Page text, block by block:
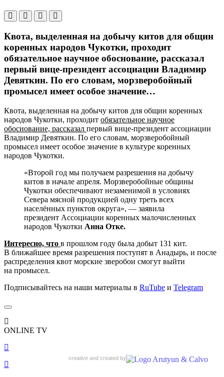
creative and created by
Квота, выделенная на добычу китов для общин
коренных народов Чукотки, проходит
обязательное научное обоснование, рассказал
первый вице-президент ассоциации Владимир
Девяткин. По его словам, морзверобойный
промысел имеет особое значение…
Квота, выделенная на добычу китов для общин коренных
народов Чукотки, проходит обязательное научное
обоснование, рассказал первый вице-президент ассоциации
Владимир Девяткин. По его словам, морзверобойный
промысел имеет особое значение в культуре коренных
народов Чукотки.
«Второй год мы получаем разрешения на добычу
китов в начале апреля. Морзверобойные общины
Чукотки обеспечивают незаменимой в условиях
Севера мясной продукцией одну треть всех
населённых пунктов округа», — заявила
президент Ассоциации коренных малочисленных
народов Чукотки Анна Отке.
Интересно, что в прошлом году была добыт 131 кит.
В ближайшее время разрешения поступят в Анадырь, и после
распределения квот морские зверобои смогут выйти
на промысел.
Подписывайтесь на наши материалы в RuTube и Telegram
ONLINE TV